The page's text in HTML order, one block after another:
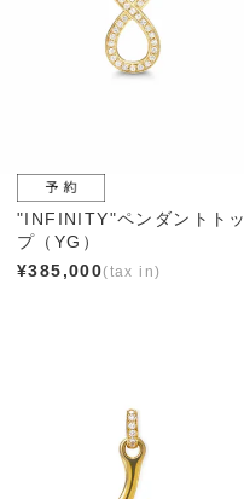
"INFINITY"ペンダントトッ
プ（YG）
¥385,000